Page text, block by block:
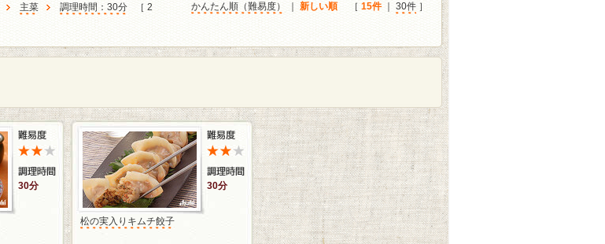
主菜 調理時間：30分
［ 2
かんたん順（難易度） 新しい順 ［ 15件｜ 30件 ］
30分 30分
松の実入りキムチ餃子